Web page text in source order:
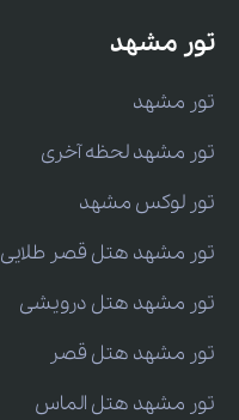
تور مشهد
تور مشهد
تور مشهد لحظه آخری
تور لوکس مشهد
تور مشهد هتل قصر طلایی
تور مشهد هتل درویشی
تور مشهد هتل قصر
تور مشهد هتل الماس